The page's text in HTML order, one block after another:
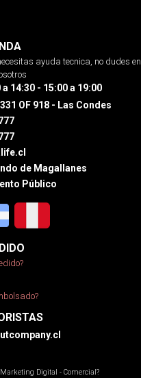
ayuda tecnica, no dudes en
a 14:30 - 15:00 a 19:00
OF 918 - Las Condes
de Magallanes
Público
Digital - Comercial?